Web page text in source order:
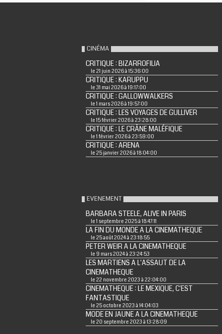
CINÉMA
CRITIQUE : BIZARROFILIA
le 21 juin 2026 à 15:36:00
CRITIQUE : KARUPPU
le 31 mai 2026 à 19:17:00
CRITIQUE : GALLOWWALKERS
le 1 mars 2026 à 19:57:00
CRITIQUE : LES VOYAGES DE GULLIVER
le 15 février 2026 à 23:28:00
CRITIQUE : LE CRÂNE MALÉFIQUE
le 1 février 2026 à 23:59:00
CRITIQUE : ARENA
le 25 janvier 2026 à 18:04:00
EVENEMENT
BARBARA STEELE, ALIVE IN PARIS
le 1 septembre 2025 à 18:47:11
LA FIN DU MONDE A LA CINEMATHEQUE
le 25 août 2024 à 23:18:55
PETER WEIR A LA CINEMATHEQUE
le 9 mars 2024 à 23:24:53
LES MARTIENS A L'ASSAUT DE LA
CINEMATHEQUE
le 22 novembre 2023 à 22:04:00
CINEMATHEQUE : LE MEXIQUE, C'EST
FANTASTIQUE
le 25 octobre 2023 à 14:04:03
MODE EN JAUNE A LA CINEMATHEQUE
le 20 septembre 2023 à 13:28:09